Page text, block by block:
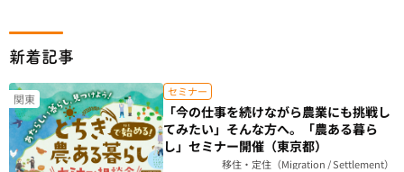
新着記事
関東 セミナー
「今の仕事を続けながら農業にも挑戦し
てみたい」そんな方へ。「農ある暮ら
し」セミナー開催（東京都）
移住・定住（Migration / Settlement）